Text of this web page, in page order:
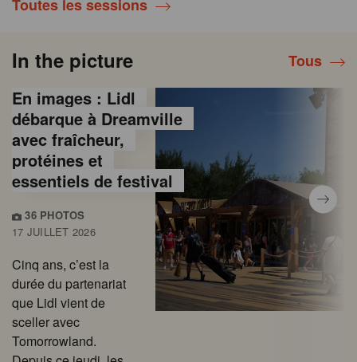
Toutes les sessions
In the picture Tous
En images : Lidl
débarque à Dreamville
avec fraîcheur,
protéines et
essentiels de festival
36 PHOTOS
17 JUILLET 2026
Cinq ans, c’est la
durée du partenariat
que Lidl vient de
sceller avec
Tomorrowland.